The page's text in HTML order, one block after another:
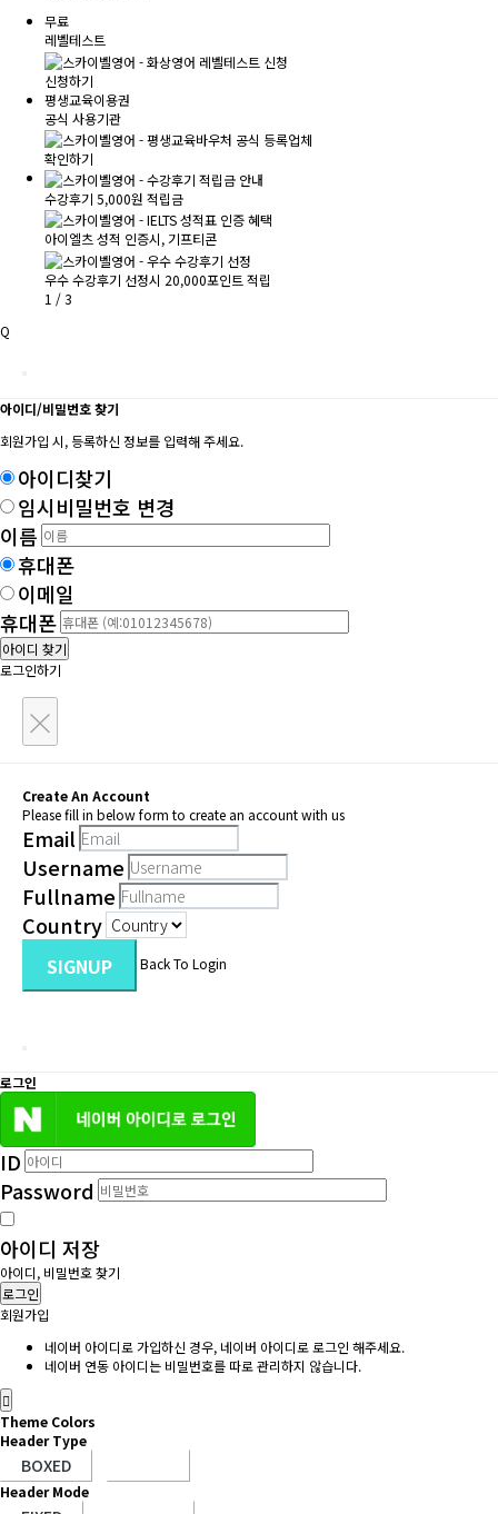
무료
레벨테스트
신청하기
평생교육이용권
공식 사용기관
확인하기
수강후기 5,000원 적립금
아이엘츠 성적 인증시, 기프티콘
우수 수강후기 선정시 20,000포인트 적립
1 /3
Q
아이디/비밀번호 찾기
회원가입 시, 등록하신 정보를 입력해 주세요.
아이디찾기
임시비밀번호 변경
이름
휴대폰
이메일
휴대폰
아이디 찾기
로그인하기
×
Create An Account
Please fill in below form to create an account with us
Email
Username
Fullname
Country
SIGNUP Back To Login
로그인
ID
Password
아이디 저장
아이디, 비밀번호 찾기
로그인
회원가입
네이버 아이디로 가입하신 경우, 네이버 아이디로 로그인 해주세요.
네이버 연동 아이디는 비밀번호를 따로 관리하지 않습니다.
Theme Colors
Header Type
Header Mode